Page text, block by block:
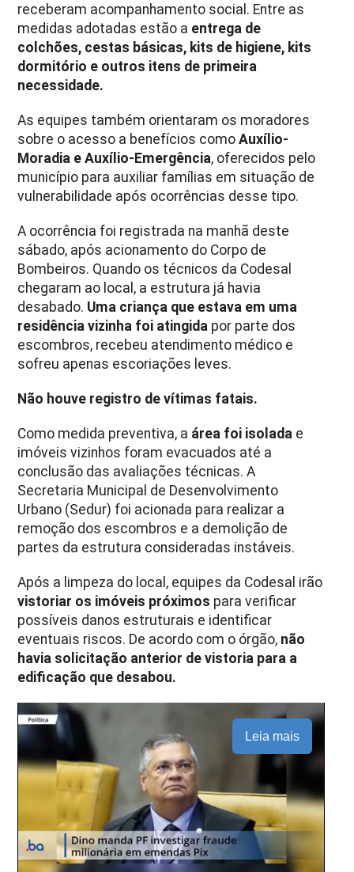
receberam acompanhamento social. Entre as
medidas adotadas estão a entrega de
colchões, cestas básicas, kits de higiene, kits
dormitório e outros itens de primeira
necessidade.
As equipes também orientaram os moradores
sobre o acesso a benefícios comoAuxílio-
Moradia e Auxílio-Emergência, oferecidos pelo
município para auxiliar famílias em situação de
vulnerabilidade após ocorrências desse tipo.
A ocorrência foi registrada na manhã deste
sábado, após acionamento do Corpo de
Bombeiros. Quando os técnicos da Codesal
chegaram ao local, a estrutura já havia
desabado. Uma criança que estava em uma
residência vizinha foi atingida por parte dos
escombros, recebeu atendimento médico e
sofreu apenas escoriações leves.
Não houve registro de vítimas fatais.
Como medida preventiva, a área foi isolada e
imóveis vizinhos foram evacuados até a
conclusão das avaliações técnicas. A
Secretaria Municipal de Desenvolvimento
Urbano (Sedur) foi acionada para realizar a
remoção dos escombros e a demolição de
partes da estrutura consideradas instáveis.
Após a limpeza do local, equipes da Codesal irão
vistoriar os imóveis próximos para verificar
possíveis danos estruturais e identificar
eventuais riscos. De acordo com o órgão, não
havia solicitação anterior de vistoria para a
edificação que desabou.
Leia mais